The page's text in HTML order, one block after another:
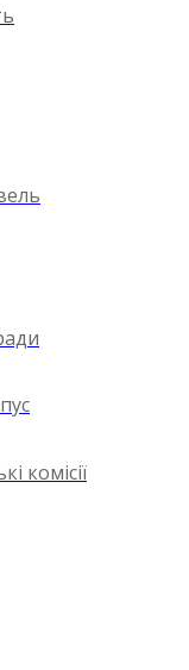
комісії